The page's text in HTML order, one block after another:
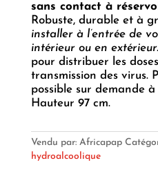
sans contact à
Robuste, durable et à
installer à l’entrée de
intérieur ou en extérieur.
pour distribuer les
transmission des virus.
possible sur demande
Hauteur 97 cm.
Vendu par: Africapap
hydroalcoolique